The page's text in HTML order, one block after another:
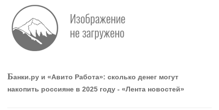
Работа мечты. Что банки делают для того, чтобы
привлечь и удержать персонал - «Интервью»
Банки.ру и «Авито Работа»: сколько денег могут
накопить россияне в 2025 году - «Лента новостей»